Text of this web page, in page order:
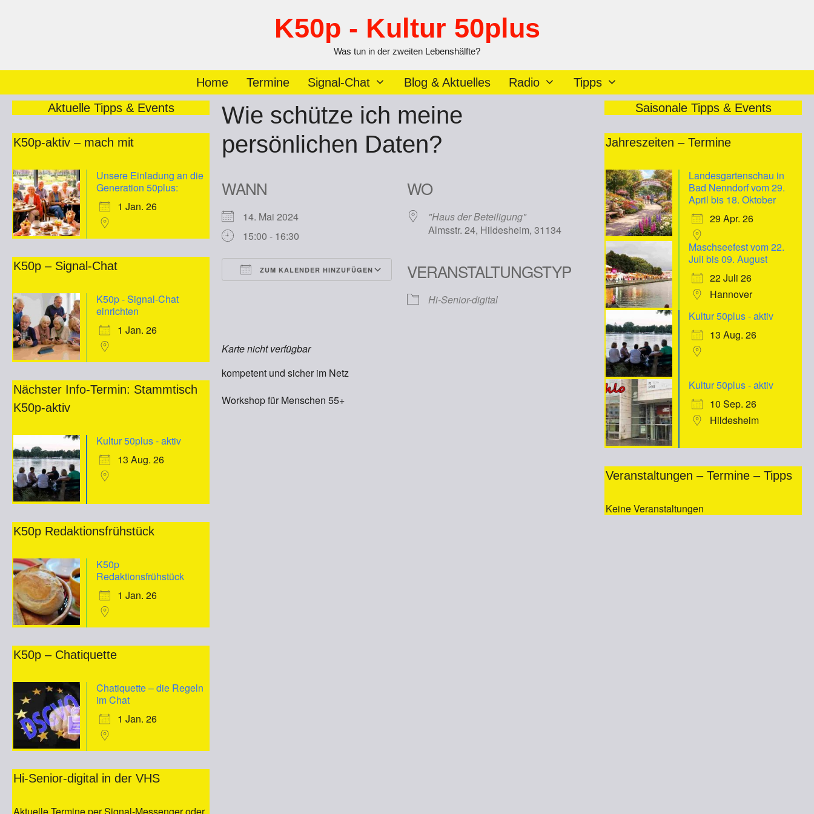
K50p - Kultur 50plus
Was tun in der zweiten Lebenshälfte?
Home Termine Signal-Chat Blog & Aktuelles Radio Tipps
Wie schütze ich meine
persönlichen Daten?
WANN
14. Mai 2024
15:00 - 16:30
ZUM KALENDER HINZUFÜGEN
Google Kalender iCalendar Office 365
WO
"Haus der Beteiligung"
Almsstr. 24, Hildesheim, 31134
VERANSTALTUNGSTYP
Hi-Senior-digital
Karte nicht verfügbar
kompetent und sicher im Netz
Workshop für Menschen 55+
Aktuelle Tipps & Events
K50p-aktiv – mach mit
Unsere Einladung an die
Generation 50plus:
1 Jan. 26
K50p – Signal-Chat
K50p - Signal-Chat
einrichten
1 Jan. 26
Nächster Info-Termin: Stammtisch
K50p-aktiv
Kultur 50plus - aktiv
13 Aug. 26
K50p Redaktionsfrühstück
K50p
Redaktionsfrühstück
1 Jan. 26
K50p – Chatiquette
Chatiquette – die Regeln
im Chat
1 Jan. 26
Hi-Senior-digital in der VHS
Saisonale Tipps & Events
Jahreszeiten – Termine
Landesgartenschau in
Bad Nenndorf vom 29.
April bis 18. Oktober
29 Apr. 26
Maschseefest vom 22.
Juli bis 09. August
22 Juli 26
Hannover
Kultur 50plus - aktiv
13 Aug. 26
Kultur 50plus - aktiv
10 Sep. 26
Hildesheim
Veranstaltungen – Termine – Tipps
Keine Veranstaltungen